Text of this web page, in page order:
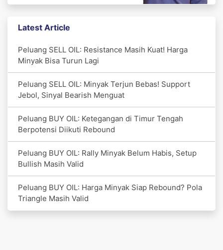
Latest Article
Peluang SELL OIL: Resistance Masih Kuat! Harga
Minyak Bisa Turun Lagi
Peluang SELL OIL: Minyak Terjun Bebas! Support
Jebol, Sinyal Bearish Menguat
Peluang BUY OIL: Ketegangan di Timur Tengah
Berpotensi Diikuti Rebound
Peluang BUY OIL: Rally Minyak Belum Habis, Setup
Bullish Masih Valid
Peluang BUY OIL: Harga Minyak Siap Rebound? Pola
Triangle Masih Valid